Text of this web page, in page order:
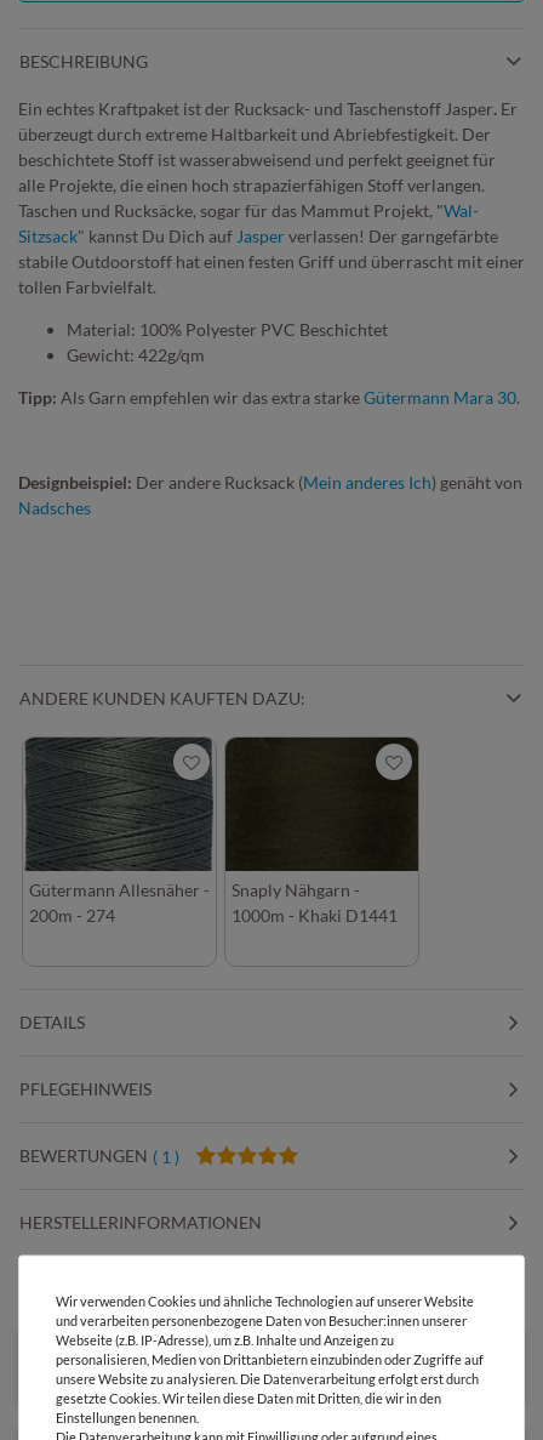
BESCHREIBUNG
Ein echtes Kraftpaket ist der Rucksack- und Taschenstoff Jasper. Er
überzeugt durch extreme Haltbarkeit und Abriebfestigkeit. Der
beschichtete Stoff ist wasserabweisend und perfekt geeignet für
alle Projekte, die einen hoch strapazierfähigen Stoff verlangen.
Taschen und Rucksäcke, sogar für das Mammut Projekt, "Wal-
Sitzsack" kannst Du Dich auf Jasperverlassen! Der garngefärbte
stabile Outdoorstoff hat einen festen Griff und überrascht mit einer
tollen Farbvielfalt.
Material: 100% Polyester PVC Beschichtet
Gewicht: 422g/qm
Tipp: Als Garn empfehlen wir das extra starkeGütermann Mara 30.
Designbeispiel: Der andere Rucksack (Mein anderes Ich) genäht von
Nadsches
ANDERE KUNDEN KAUFTEN DAZU:
Gütermann Allesnäher -
200m - 274
Snaply Nähgarn -
1000m - Khaki D1441
DETAILS
PFLEGEHINWEIS
BEWERTUNGEN ( 1 )
HERSTELLERINFORMATIONEN
DIESER STOFF IN ANDEREN FARBEN
Wir verwenden Cookies und ähnliche Technologien auf unserer Website
und verarbeiten personenbezogene Daten von Besucher:innen unserer
Webseite (z.B. IP-Adresse), um z.B. Inhalte und Anzeigen zu
personalisieren, Medien von Drittanbietern einzubinden oder Zugriffe auf
unsere Website zu analysieren. Die Datenverarbeitung erfolgt erst durch
gesetzte Cookies. Wir teilen diese Daten mit Dritten, die wir in den
Einstellungen benennen.
Die Datenverarbeitung kann mit Einwilligung oder aufgrund eines